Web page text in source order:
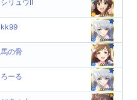
シリュウⅡ
kk99
馬の骨
ろーる